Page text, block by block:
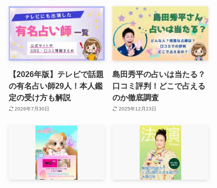
【2026年版】テレビで話題
の有名占い師29人！本人鑑
定の受け方も解説
2026年7月30日
島田秀平の占いは当たる？
口コミ評判！どこで占える
のか徹底調査
2025年12月23日